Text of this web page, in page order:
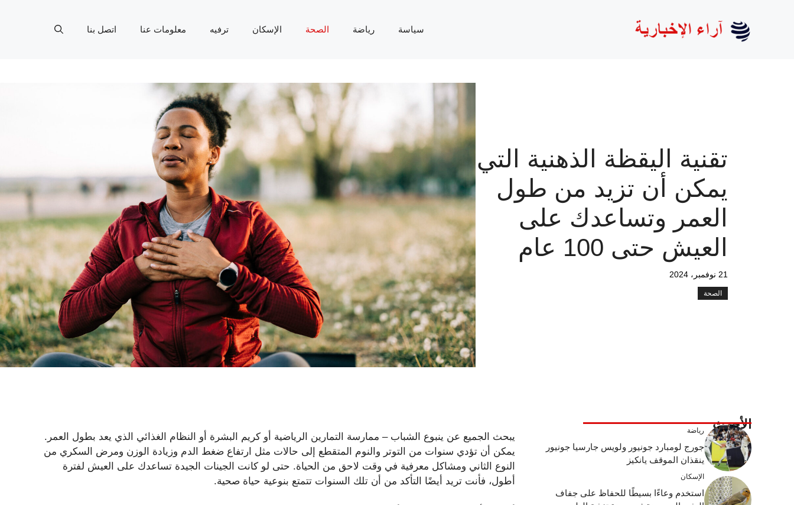
سياسة رياضة الصحة الإسكان ترفيه معلومات عنا اتصل بنا
تقنية اليقظة الذهنية التي
يمكن أن تزيد من طول
العمر وتساعدك على
العيش حتى 100 عام
21 نوفمبر، 2024
الصحة
يبحث الجميع عن ينبوع الشباب – ممارسة التمارين الرياضية أو كريم البشرة أو النظام الغذائي الذي يعد بطول العمر.
يمكن أن تؤدي سنوات من التوتر والنوم المتقطع إلى حالات مثل ارتفاع ضغط الدم وزيادة الوزن ومرض السكري من
النوع الثاني ومشاكل معرفية في وقت لاحق من الحياة. حتى لو كانت الجينات الجيدة تساعدك على العيش لفترة
أطول، فأنت تريد أيضًا التأكد من أن تلك السنوات تتمتع بنوعية حياة صحية.
الأحدث رياضة
جورج لومبارد جونيور ولويس جارسيا جونيور
ينقذان الموقف يانكيز
الإسكان
استخدم وعاءًا بسيطًا للحفاظ على جفاف